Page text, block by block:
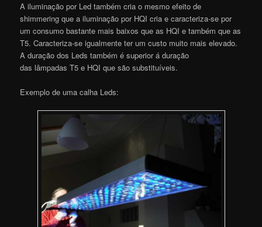
A iluminação por Led também cria o mesmo efeito de
shimmering que a iluminação por HQI cria e caracteriza-se por
um consumo bastante mais baixos que as HQI e também que as
T5. Caracteriza-se igualmente ter um custo muito mais elevado.
A duração dos Leds também é superior á duração
das lâmpadas T5 e HQI que são substituíveis.
Exemplo de uma calha Leds: